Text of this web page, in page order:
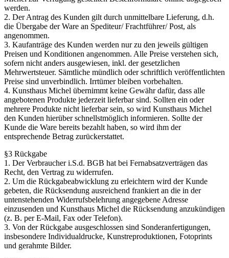
werden.
2. Der Antrag des Kunden gilt durch unmittelbare Lieferung, d.h.
die Übergabe der Ware an Spediteur/ Frachtführer/ Post, als
angenommen.
3. Kaufanträge des Kunden werden nur zu den jeweils gültigen
Preisen und Konditionen angenommen. Alle Preise verstehen sich,
sofern nicht anders ausgewiesen, inkl. der gesetzlichen
Mehrwertsteuer. Sämtliche mündlich oder schriftlich veröffentlichten
Preise sind unverbindlich. Irrtümer bleiben vorbehalten.
4. Kunsthaus Michel übernimmt keine Gewähr dafür, dass alle
angebotenen Produkte jederzeit lieferbar sind. Sollten ein oder
mehrere Produkte nicht lieferbar sein, so wird Kunsthaus Michel
den Kunden hierüber schnellstmöglich informieren. Sollte der
Kunde die Ware bereits bezahlt haben, so wird ihm der
entsprechende Betrag zurückerstattet.
§3 Rückgabe
1. Der Verbraucher i.S.d. BGB hat bei Fernabsatzverträgen das
Recht, den Vertrag zu widerrufen.
2. Um die Rückgabeabwicklung zu erleichtern wird der Kunde
gebeten, die Rücksendung ausreichend frankiert an die in der
untenstehenden Widerrufsbelehrung angegebene Adresse
einzusenden und Kunsthaus Michel die Rücksendung anzukündigen
(z. B. per E-Mail, Fax oder Telefon).
3. Von der Rückgabe ausgeschlossen sind Sonderanfertigungen,
insbesondere Individualdrucke, Kunstreproduktionen, Fotoprints
und gerahmte Bilder.